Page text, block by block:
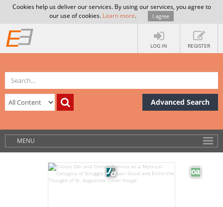
Cookies help us deliver our services. By using our services, you agree to
our use of cookies. Learn more. I agree
LOG IN REGISTER
Advanced Search
MENU